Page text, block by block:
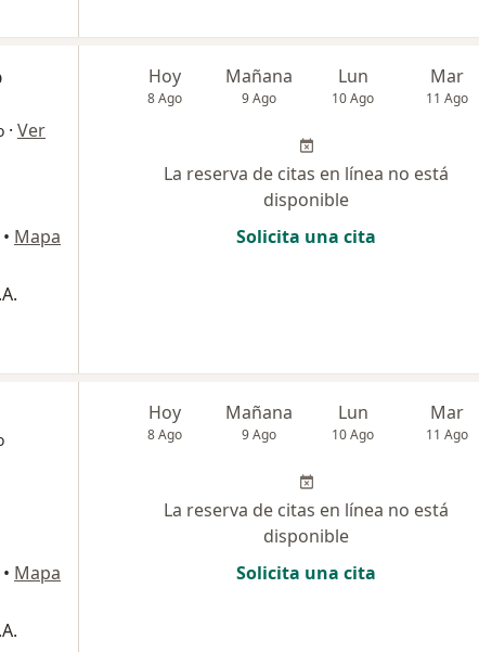
· Ver
• Mapa
Hoy
8 Ago
Mañana
9 Ago
Lun
10 Ago
Mar
11 Ago
La reserva de citas en línea no está
disponible
Solicita una cita
• Mapa
Hoy
8 Ago
Mañana
9 Ago
Lun
10 Ago
Mar
11 Ago
La reserva de citas en línea no está
disponible
Solicita una cita